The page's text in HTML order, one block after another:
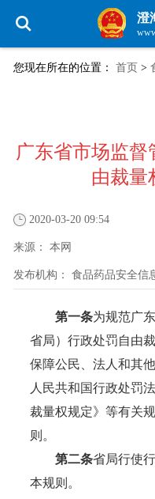
澄
您现在所在的位置： 首页 >
广东省市场监督
由裁量
2020-03-20 09:54
来源： 本网
发布机构： 食品药品安全信
第一条为规范广
省局）行政处罚自由
保障公民、法人和其
人民共和国行政处罚
裁量权规定》等有关
则。
第二条省局行使
本规则。